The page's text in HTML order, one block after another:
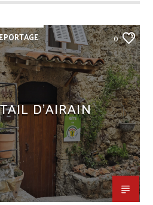
0
D’AIRAIN